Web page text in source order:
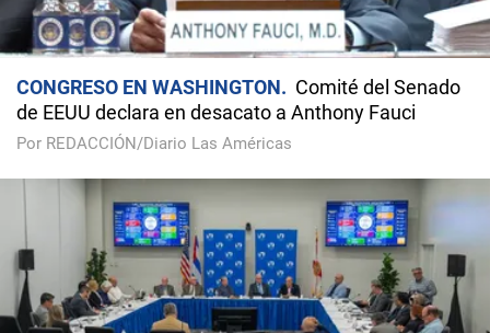
CONGRESO EN WASHINGTON
Comité del Senado
de EEUU declara en desacato a Anthony Fauci
Por REDACCIÓN/Diario Las Américas